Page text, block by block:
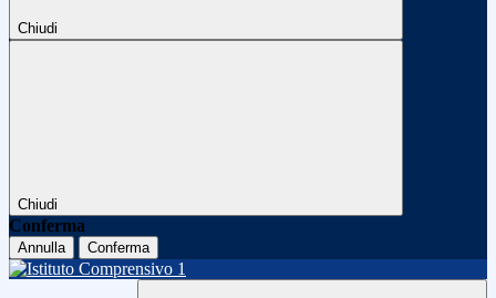
Chiudi
Chiudi
Conferma
Annulla Conferma